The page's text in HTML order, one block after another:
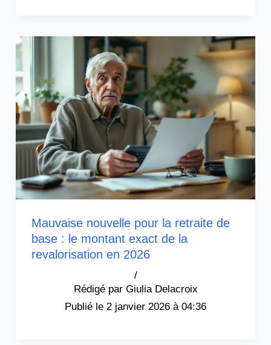
Mauvaise nouvelle pour la retraite de
base : le montant exact de la
revalorisation en 2026
Giulia Delacroix
/
2 janvier 2026 à 04:36